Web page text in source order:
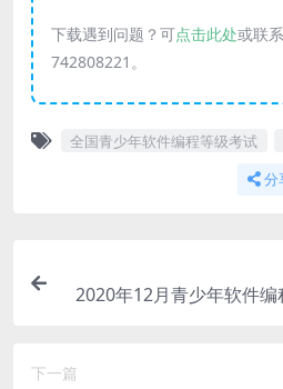
下载遇到问题？可点击此处或联
742808221。
全国青少年软件编程等级考试
分
2020年12月青少年软件编
下一篇